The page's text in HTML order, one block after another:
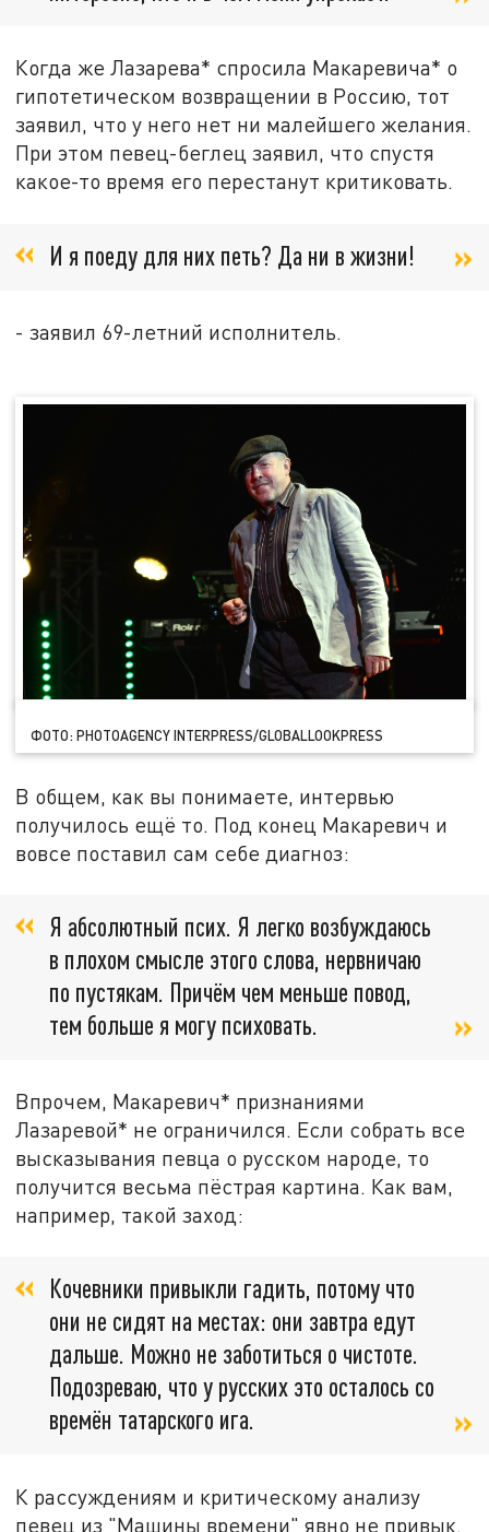
Когда же Лазарева* спросила Макаревича* о
гипотетическом возвращении в Россию, тот
заявил, что у него нет ни малейшего желания.
При этом певец-беглец заявил, что спустя
какое-то время его перестанут критиковать.
И я поеду для них петь? Да ни в жизни!
- заявил 69-летний исполнитель.
ФОТО: PHOTOAGENCY INTERPRESS/GLOBALLOOKPRESS
В общем, как вы понимаете, интервью
получилось ещё то. Под конец Макаревич и
вовсе поставил сам себе диагноз:
Я абсолютный псих. Я легко возбуждаюсь
в плохом смысле этого слова, нервничаю
по пустякам. Причём чем меньше повод,
тем больше я могу психовать.
Впрочем, Макаревич* признаниями
Лазаревой* не ограничился. Если собрать все
высказывания певца о русском народе, то
получится весьма пёстрая картина. Как вам,
например, такой заход:
Кочевники привыкли гадить, потому что
они не сидят на местах: они завтра едут
дальше. Можно не заботиться о чистоте.
Подозреваю, что у русских это осталось со
времён татарского ига.
К рассуждениям и критическому анализу
певец из "Машины времени" явно не привык.